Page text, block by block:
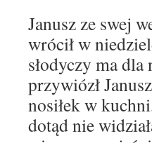
Janusz ze swej
wrócił w
słodyczy ma
przywiózł
nosiłek w
dotąd nie